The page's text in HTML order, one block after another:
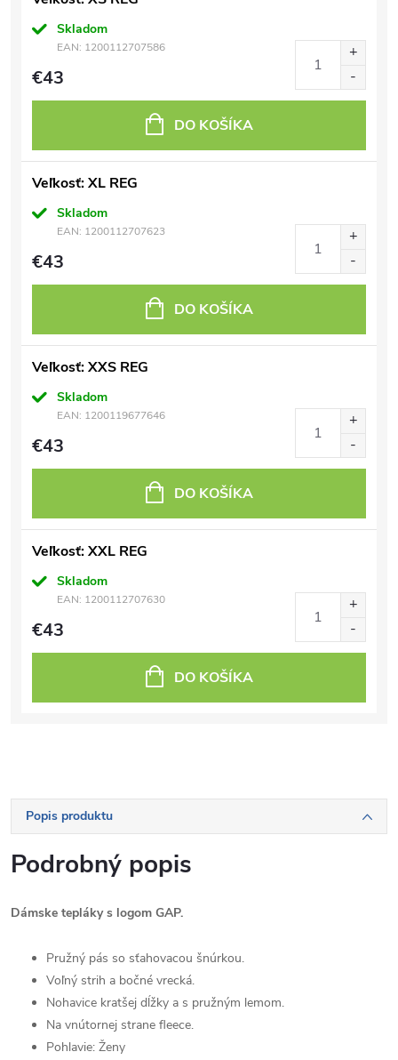
Skladom
EAN: 1200112707586
€43
DO KOŠÍKA
Veľkosť: XL REG
Skladom
EAN: 1200112707623
€43
DO KOŠÍKA
Veľkosť: XXS REG
Skladom
EAN: 1200119677646
€43
DO KOŠÍKA
Veľkosť: XXL REG
Skladom
EAN: 1200112707630
€43
DO KOŠÍKA
Popis produktu
Podrobný popis
Dámske tepláky s logom GAP.
Pružný pás so sťahovacou šnúrkou.
Voľný strih a bočné vrecká.
Nohavice kratšej dĺžky a s pružným lemom.
Na vnútornej strane fleece.
Pohlavie: Ženy